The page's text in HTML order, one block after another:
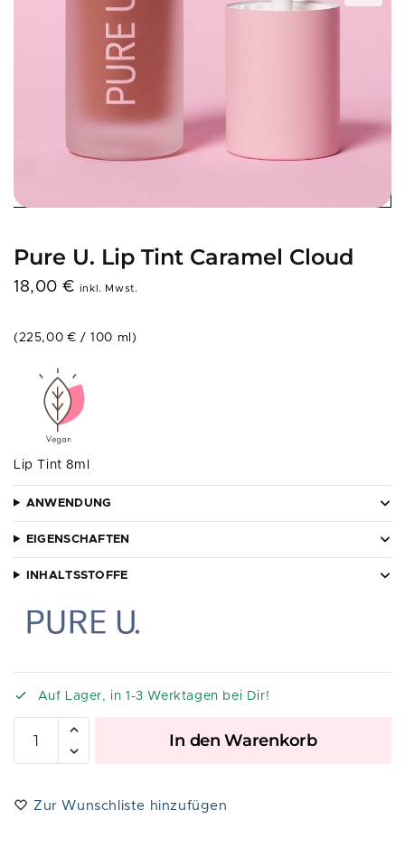
Pure U. Lip Tint Caramel Cloud
18,00€ inkl. Mwst.
(225,00€ /100 ml )
Lip Tint 8ml
ANWENDUNG
EIGENSCHAFTEN
INHALTSSTOFFE
Auf Lager, in 1-3 Werktagen bei Dir!
In den Warenkorb
Zur Wunschliste hinzufügen